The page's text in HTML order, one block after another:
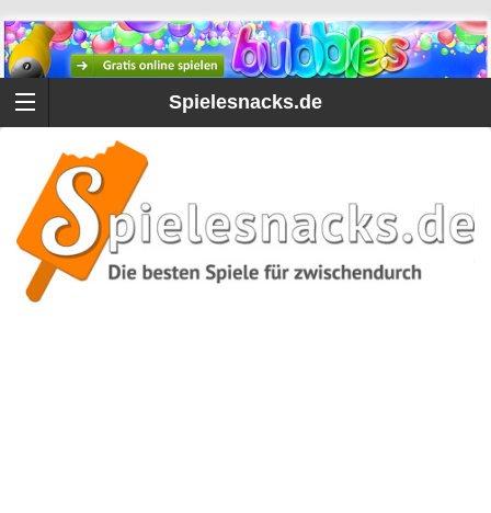
Spielesnacks.de